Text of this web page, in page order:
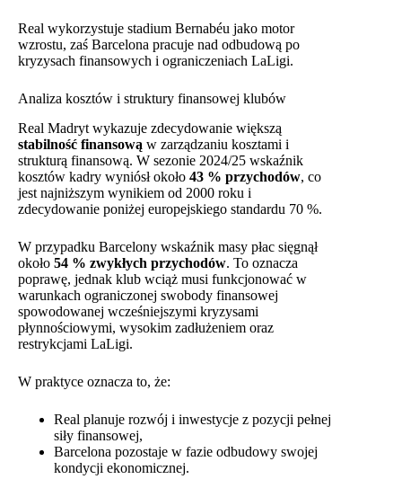
Real wykorzystuje stadium Bernabéu jako motor
wzrostu, zaś Barcelona pracuje nad odbudową po
kryzysach finansowych i ograniczeniach LaLigi.
Analiza kosztów i struktury finansowej klubów
Real Madryt wykazuje zdecydowanie większą
stabilność finansową w zarządzaniu kosztami i
strukturą finansową. W sezonie 2024/25 wskaźnik
kosztów kadry wyniósł około 43 % przychodów, co
jest najniższym wynikiem od 2000 roku i
zdecydowanie poniżej europejskiego standardu 70 %.
W przypadku Barcelony wskaźnik masy płac sięgnął
około 54 % zwykłych przychodów. To oznacza
poprawę, jednak klub wciąż musi funkcjonować w
warunkach ograniczonej swobody finansowej
spowodowanej wcześniejszymi kryzysami
płynnościowymi, wysokim zadłużeniem oraz
restrykcjami LaLigi.
W praktyce oznacza to, że:
Real planuje rozwój i inwestycje z pozycji pełnej
siły finansowej,
Barcelona pozostaje w fazie odbudowy swojej
kondycji ekonomicznej.